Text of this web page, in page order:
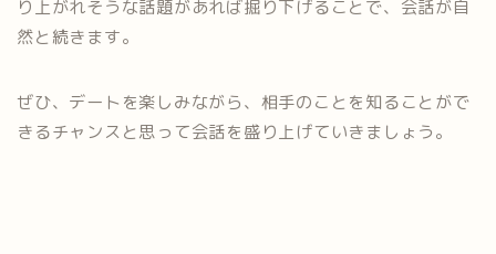
り上がれそうな話題があれば掘り下げることで、会話が自
然と続きます。
ぜひ、デートを楽しみながら、相手のことを知ることがで
きるチャンスと思って会話を盛り上げていきましょう。